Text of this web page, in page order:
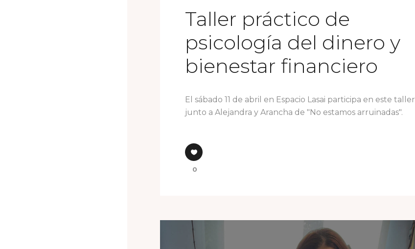
Taller práctico de
psicología del dinero y
bienestar financiero
El sábado 11 de abril en Espacio Lasai participa en este taller
junto a Alejandra y Arancha de "No estamos arruinadas".
0